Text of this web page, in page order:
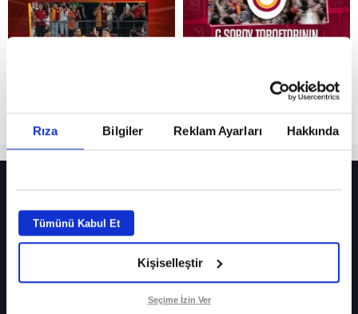
Rıza Bilgiler Reklam Ayarları Hakkında
Tümünü Kabul Et
Kişiselleştir
Seçime İzin Ver
Fenerbahçe’de sürpriz ayrılık ihtimali! Devre arasında gelmişti
Fenerbahçe’nin yeni transferi Mason Greenwood için olay sözler!
Galatasaray’da rota yeniden Thiago Almada!